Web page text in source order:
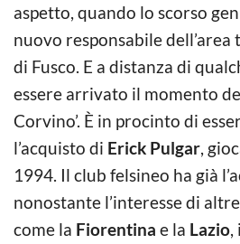
aspetto, quando lo scorso
nuovo responsabile dell’area
di Fusco. E a distanza di
essere arrivato il momento
Corvino’. È in procinto di
l’acquisto di Erick Pulgar,
1994. Il club felsineo ha già
nonostante l’interesse di
come la Fiorentina e la Lazio,